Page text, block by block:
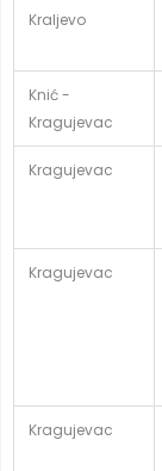
Kraljevo
Knić -
Kragujevac
Kragujevac
Kragujevac
Kragujevac